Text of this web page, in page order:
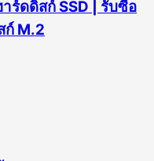
ร์ดดิสก์ SSD | รับซื้อ
ก์ M.2